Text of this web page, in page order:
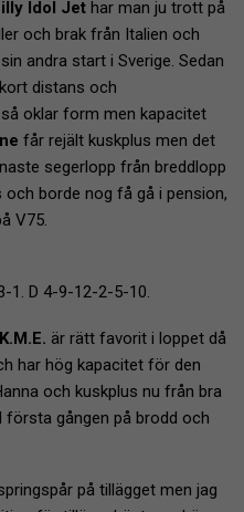
Idol Jet har man ju trott på
och brak från Italien och
andra start i Sverige. Sedan
distans och
oklar form men kapacitet
får rejält kuskplus men det
segerlopp från breddlopp
borde nog få gå i pension,
V75.
1. D 4-9-12-2-5-10.
är rätt favorit i loppet då
har hög kapacitet för den
och kuskplus nu från bra
första gången på brodd och
på tillägget men jag